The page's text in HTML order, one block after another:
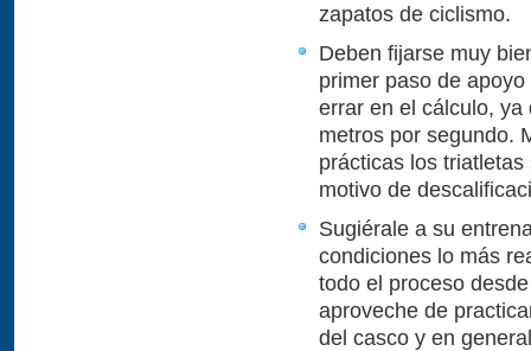
zapatos de ciclismo.
Deben fijarse muy
primer paso de
errar en el cálculo,
metros por segundo.
prácticas los
motivo de
Sugiérale a su
condiciones lo más
todo el proceso
aproveche de
del casco y en